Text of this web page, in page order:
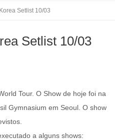
Setlist 10/03
Setlist 10/03
Tour. O Show de hoje foi na
Gymnasium em Seoul. O show
a alguns shows: